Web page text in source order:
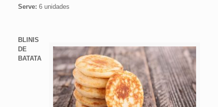
Serve: 6 unidades
BLINIS
DE
BATATA